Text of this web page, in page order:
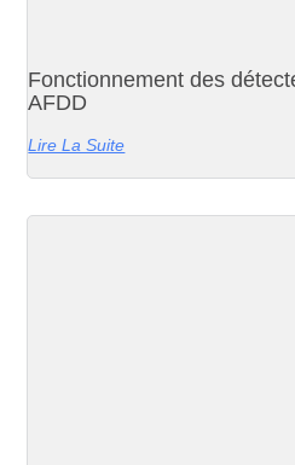
Fonctionnement des
AFDD
Lire La Suite